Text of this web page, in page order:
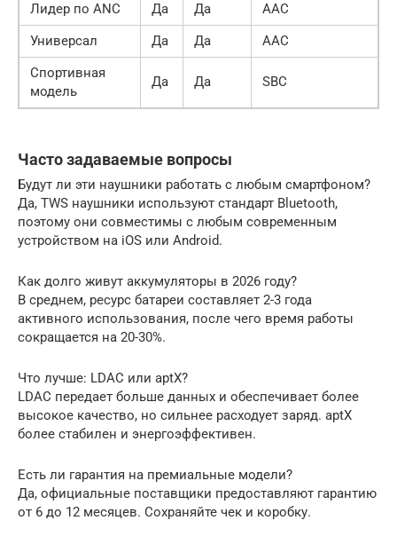
Лидер по ANC
Да Да
AAC
Универсал
Да Да
AAC
Спортивная
модель
Да Да SBC
Часто задаваемые вопросы
Будут ли эти наушники работать с любым смартфоном?
Да, TWS наушники используют стандарт Bluetooth,
поэтому они совместимы с любым современным
устройством на iOS или Android.
Как долго живут аккумуляторы в 2026 году?
В среднем, ресурс батареи составляет 2-3 года
активного использования, после чего время работы
сокращается на 20-30%.
Что лучше: LDAC или aptX?
LDAC передает больше данных и обеспечивает более
высокое качество, но сильнее расходует заряд. aptX
более стабилен и энергоэффективен.
Есть ли гарантия на премиальные модели?
Да, официальные поставщики предоставляют гарантию
от 6 до 12 месяцев. Сохраняйте чек и коробку.